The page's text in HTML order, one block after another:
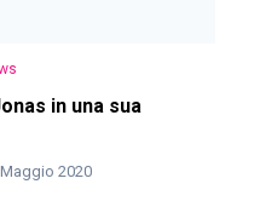
in una sua
2020